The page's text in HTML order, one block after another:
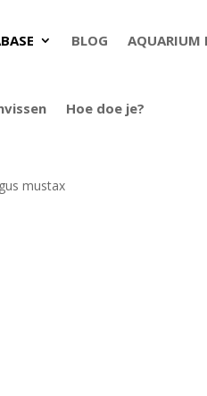
BLOG AQUARIUM
Hoe doe je?
mustax